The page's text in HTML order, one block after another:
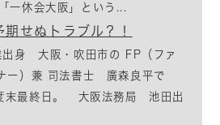
休会大阪」という...
せぬトラブル？！
出身 大阪・吹田市の FP（ファ
ー）兼 司法書士 廣森良平で
最終日。 大阪法務局 池田出